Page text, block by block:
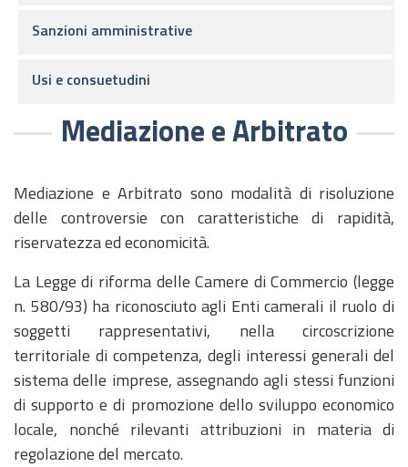
Mediazione e Arbitrato
Mediazione e Arbitrato sono modalità di risoluzione
delle controversie con caratteristiche di rapidità,
riservatezza ed economicità.
La Legge di riforma delle Camere di Commercio (legge
n. 580/93) ha riconosciuto agli Enti camerali il ruolo di
soggetti rappresentativi, nella circoscrizione
territoriale di competenza, degli interessi generali del
sistema delle imprese, assegnando agli stessi funzioni
di supporto e di promozione dello sviluppo economico
locale, nonché rilevanti attribuzioni in materia di
regolazione del mercato.
Sanzioni amministrative
Usi e consuetudini